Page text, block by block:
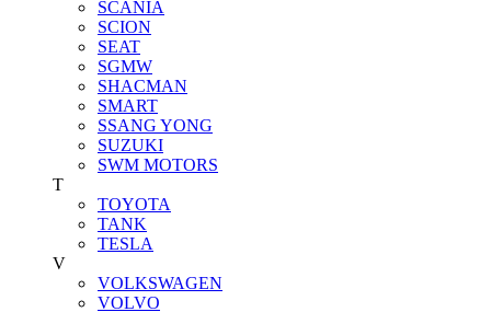
SCANIA
SCION
SEAT
SGMW
SHACMAN
SMART
SSANG YONG
SUZUKI
SWM MOTORS
T
TOYOTA
TANK
TESLA
V
VOLKSWAGEN
VOLVO